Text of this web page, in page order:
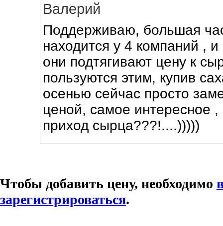
Валерий
Поддерживаю, большая
находится у 4 компаний , и
они подтягивают цену к
пользуются этим, купив
осенью сейчас просто
ценой, самое интересное ,
приход сырца???!....)))))
Чтобы добавить цену, необходимо
зарегистрироваться.